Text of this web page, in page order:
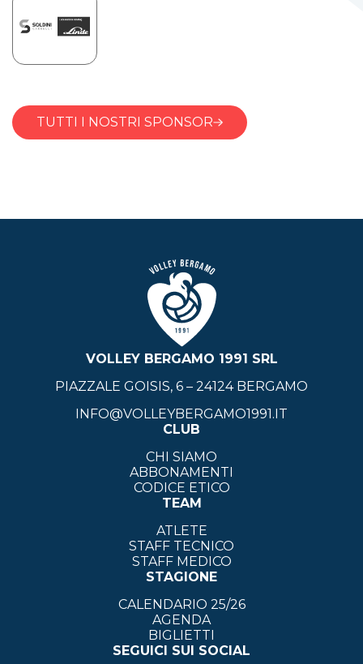
TUTTI I NOSTRI SPONSOR
VOLLEY BERGAMO 1991 SRL
PIAZZALE GOISIS, 6 – 24124 BERGAMO
INFO@VOLLEYBERGAMO1991.IT
CLUB
CHI SIAMO
ABBONAMENTI
CODICE ETICO
TEAM
ATLETE
STAFF TECNICO
STAFF MEDICO
STAGIONE
CALENDARIO 25/26
AGENDA
BIGLIETTI
SEGUICI SUI SOCIAL